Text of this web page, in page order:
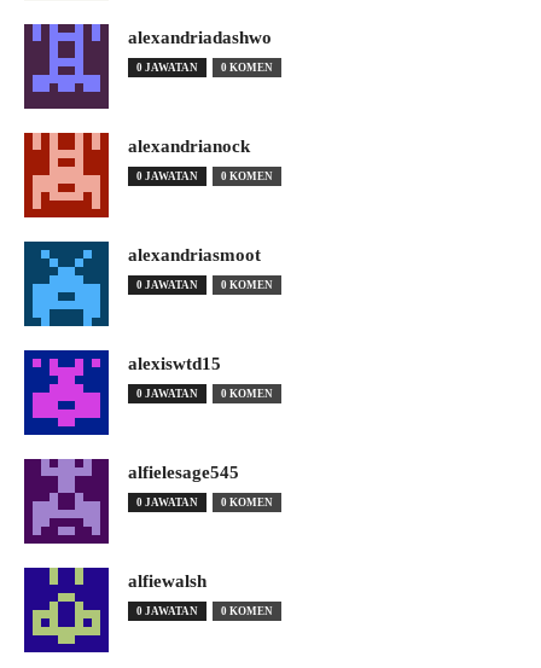
alexandriadashwo
0 JAWATAN 0 KOMEN
alexandrianock
0 JAWATAN 0 KOMEN
alexandriasmoot
0 JAWATAN 0 KOMEN
alexiswtd15
0 JAWATAN 0 KOMEN
alfielesage545
0 JAWATAN 0 KOMEN
alfiewalsh
0 JAWATAN 0 KOMEN